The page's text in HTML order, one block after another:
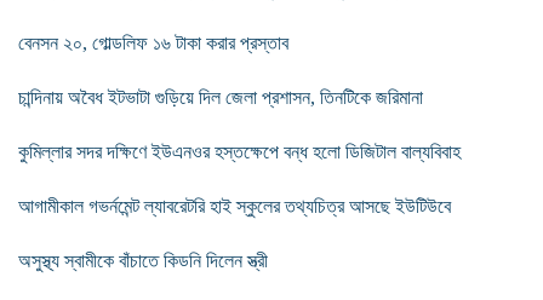
বেনসন ২০, গোল্ডলিফ ১৬ টাকা করার প্রস্তাব
চান্দিনায় অবৈধ ইটভাটা গুড়িয়ে দিল জেলা প্রশাসন, তিনটিকে জরিমানা
কুমিল্লার সদর দক্ষিণে ইউএনওর হস্তক্ষেপে বন্ধ হলো ডিজিটাল বাল্যবিবাহ
আগামীকাল গভর্নমেন্ট ল্যাবরেটরি হাই স্কুলের তথ্যচিত্র আসছে ইউটিউবে
অসুস্থ্য স্বামীকে বাঁচাতে কিডনি দিলেন স্ত্রী